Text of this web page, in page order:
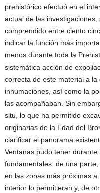
prehistórico efectuó en el
actual de las
comprendido entre ciento
indicar la función más
menos durante toda la
sistemática acción de
correcta de este material a
inhumaciones, así como la
las acompañaban. Sin
situ, lo que ha permitido
originarias de la Edad del
clarificar el panorama
Ventanas pudo tener
fundamentales: de una
en las zonas más próximas
interior lo permitieran y, de